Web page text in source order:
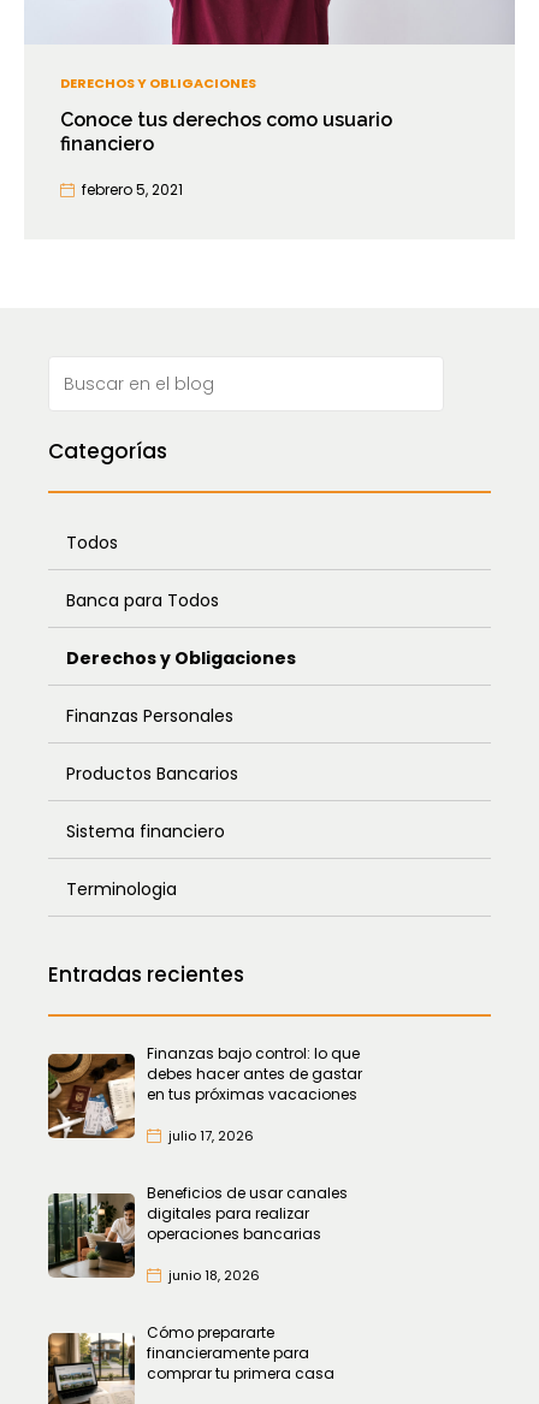
Categorías
Todos
Banca para Todos
Derechos y Obligaciones
Finanzas Personales
Productos Bancarios
Sistema financiero
Terminologia
Entradas recientes
Finanzas bajo control: lo que
debes hacer antes de gastar
en tus próximas vacaciones
julio 17, 2026
Beneficios de usar canales
digitales para realizar
operaciones bancarias
junio 18, 2026
Cómo prepararte
financieramente para
comprar tu primera casa
DERECHOS Y OBLIGACIONES
Conoce tus derechos como usuario
financiero
febrero 5, 2021